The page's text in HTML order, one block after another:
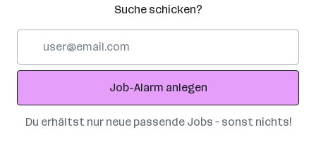
Suche schicken?
Adresse
Job-Alarm anlegen
Du erhältst nur neue passende Jobs – sonst nichts!